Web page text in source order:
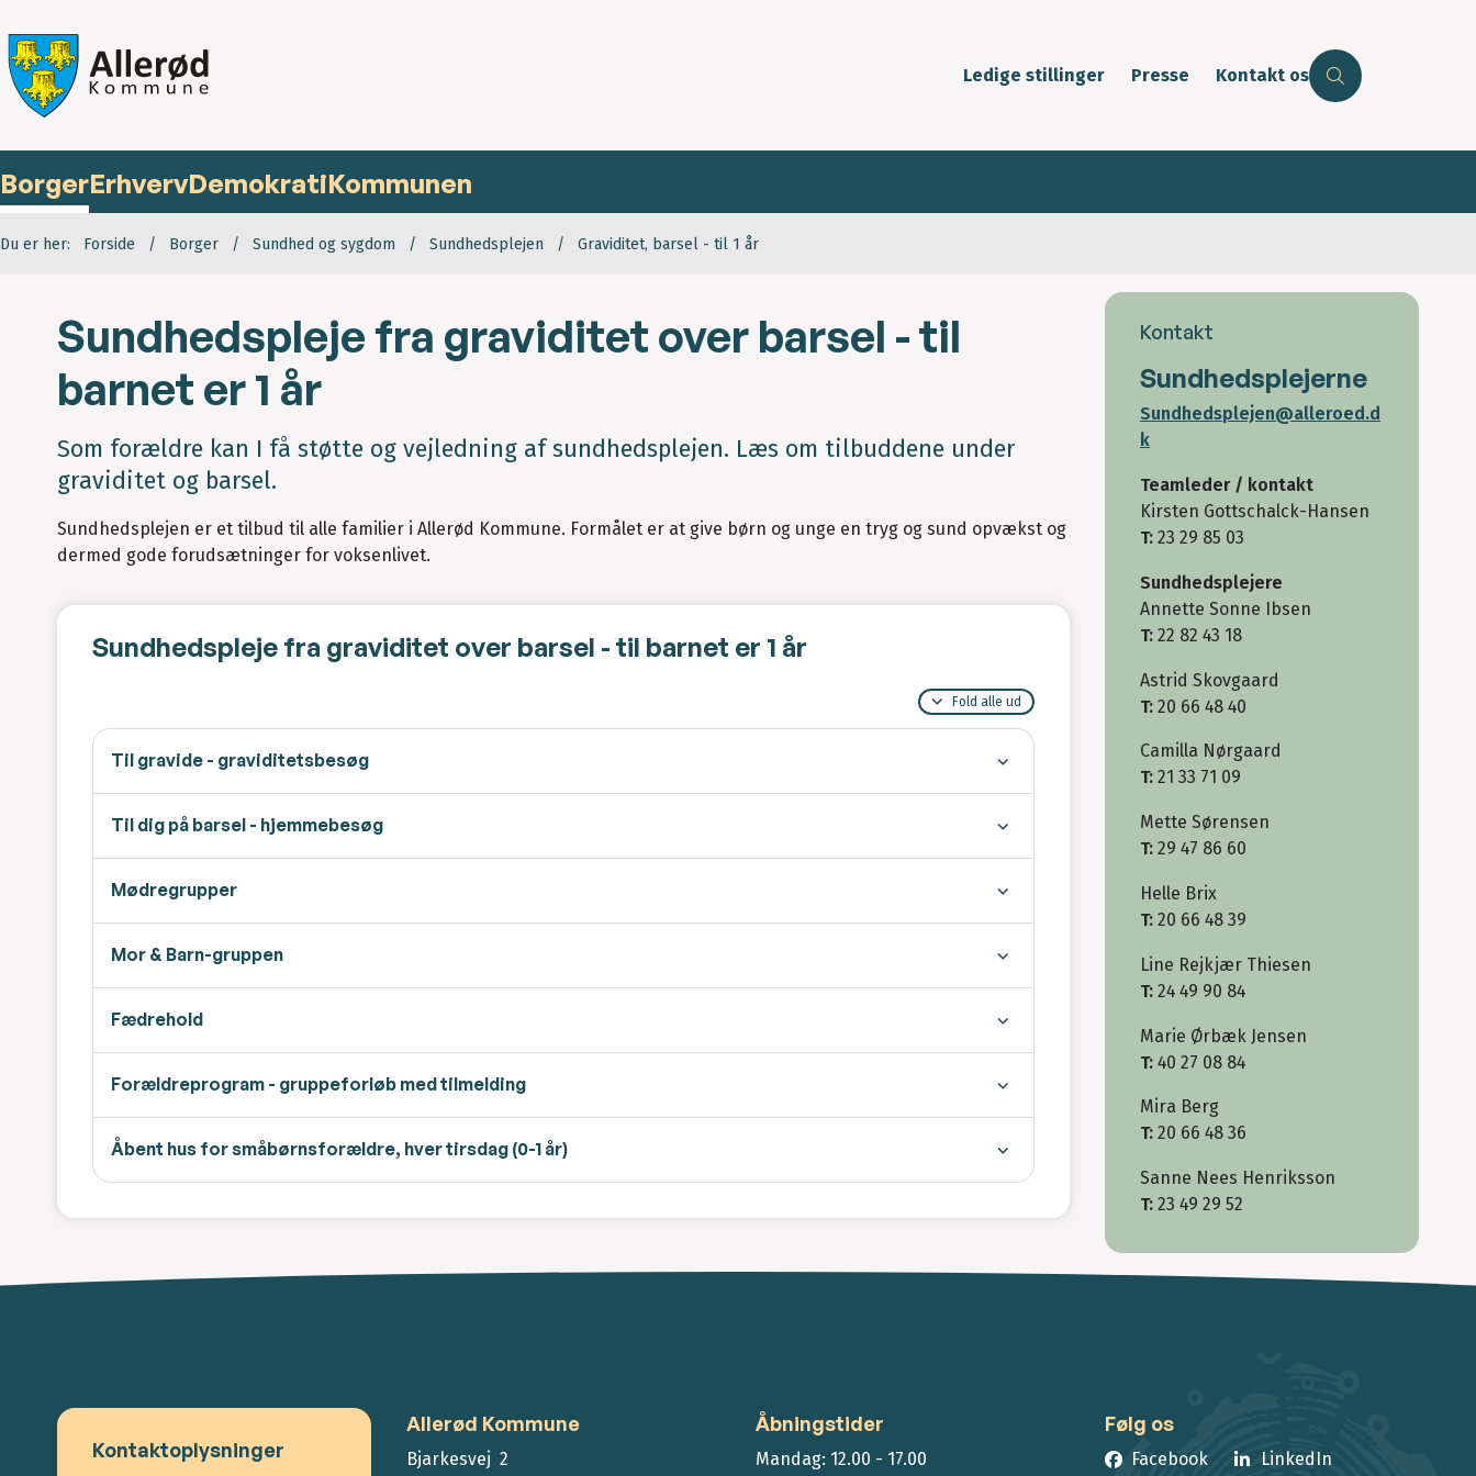
Ledige stillinger Presse Kontakt os
BorgerErhvervDemokratiKommunen
Du er her: Forside Borger Sundhed og sygdom Sundhedsplejen Graviditet, barsel - til 1 år
Sundhedspleje fra graviditet over barsel - til
barnet er 1 år
Som forældre kan I få støtte og vejledning af sundhedsplejen. Læs om tilbuddene under
graviditet og barsel.
Sundhedsplejen er et tilbud til alle familier i Allerød Kommune. Formålet er at give børn og unge en tryg og sund opvækst og
dermed gode forudsætninger for voksenlivet.
Sundhedspleje fra graviditet over barsel - til barnet er 1 år
Fold alle ud
Til gravide - graviditetsbesøg
Til dig på barsel - hjemmebesøg
Mødregrupper
Mor & Barn-gruppen
Fædrehold
Forældreprogram - gruppeforløb med tilmelding
Åbent hus for småbørnsforældre, hver tirsdag (0-1 år)
Kontakt
Sundhedsplejerne
Sundhedsplejen@alleroed.d
k
Teamleder / kontakt
Kirsten Gottschalck-Hansen
T: 23 29 85 03
Sundhedsplejere
Annette Sonne Ibsen
T: 22 82 43 18
Astrid Skovgaard
T: 20 66 48 40
Camilla Nørgaard
T: 21 33 71 09
Mette Sørensen
T: 29 47 86 60
Helle Brix
T: 20 66 48 39
Line Rejkjær Thiesen
T: 24 49 90 84
Marie Ørbæk Jensen
T: 40 27 08 84
Mira Berg
T: 20 66 48 36
Sanne Nees Henriksson
T: 23 49 29 52
Kontaktoplysninger
Allerød Kommune
Bjarkesvej 2
Åbningstider
Mandag: 12.00 - 17.00
Følg os
Facebook LinkedIn